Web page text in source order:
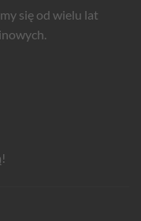
się od wielu lat